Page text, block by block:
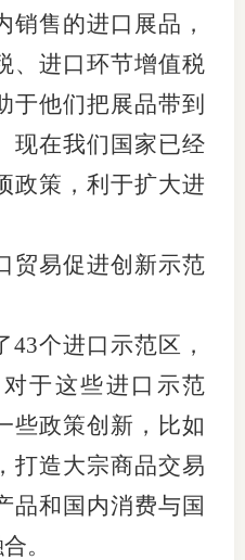
销售的进口展品，
、进口环节增值税
于他们把展品带到
现在我们国家已经
政策，利于扩大进
易促进创新示范
个进口示范区，
于这些进口示范
些政策创新，比如
打造大宗商品交易
品和国内消费与国
。